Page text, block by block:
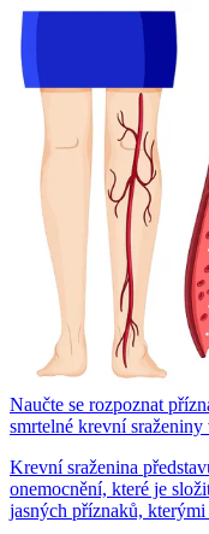
Naučte se rozpoznat
smrtelné krevní sraženiny
Krevní sraženina
onemocnění, které je
jasných příznaků, kterými